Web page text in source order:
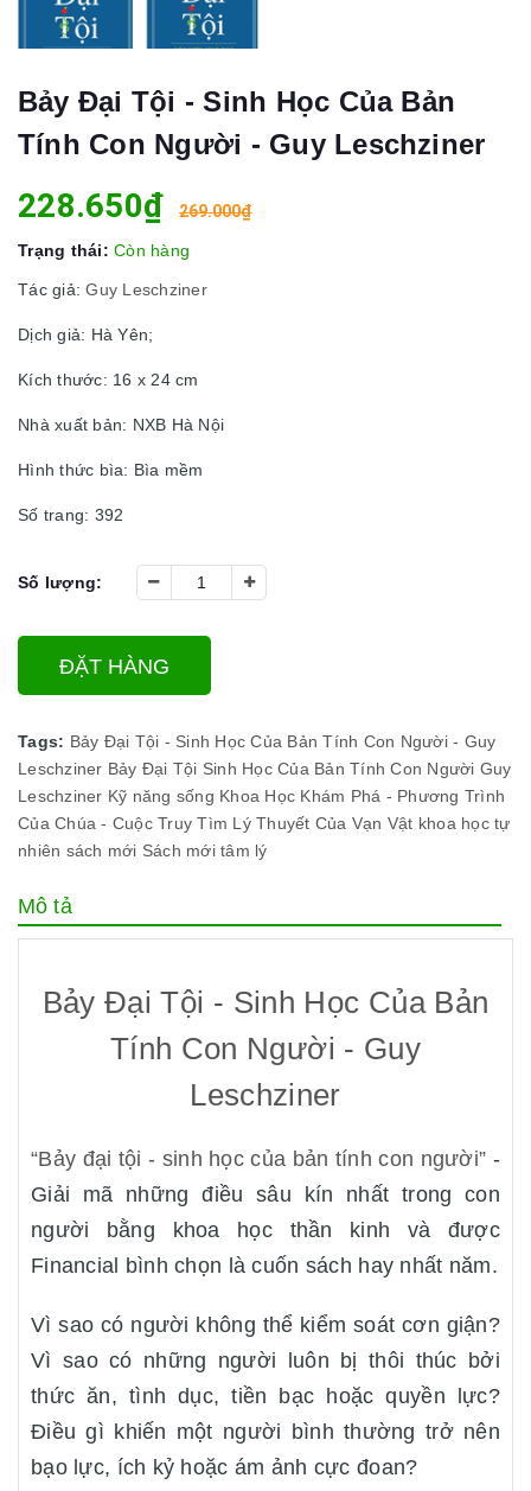
Bảy Đại Tội - Sinh Học Của Bản
Tính Con Người - Guy Leschziner
228.650₫ 269.000₫
Trạng thái: Còn hàng
Tác giả:Guy Leschziner
Dịch giả: Hà Yên;
Kích thước: 16 x 24 cm
Nhà xuất bản: NXB Hà Nội
Hình thức bìa: Bìa mềm
Số trang: 392
Số lượng:
ĐẶT HÀNG
Tags: Bảy Đại Tội - Sinh Học Của Bản Tính Con Người - Guy
Leschziner Bảy Đại Tội Sinh Học Của Bản Tính Con Người Guy
Leschziner Kỹ năng sống Khoa Học Khám Phá - Phương Trình
Của Chúa - Cuộc Truy Tìm Lý Thuyết Của Vạn Vật khoa học tự
nhiên sách mới Sách mới tâm lý
Mô tả
Bảy Đại Tội - Sinh Học Của Bản
Tính Con Người - Guy
Leschziner
“Bảy đại tội - sinh học của bản tính con người” -
Giải mã những điều sâu kín nhất trong con
người bằng khoa học thần kinh và được
Financial bình chọn là cuốn sách hay nhất năm.
Vì sao có người không thể kiểm soát cơn giận?
Vì sao có những người luôn bị thôi thúc bởi
thức ăn, tình dục, tiền bạc hoặc quyền lực?
Điều gì khiến một người bình thường trở nên
bạo lực, ích kỷ hoặc ám ảnh cực đoan?